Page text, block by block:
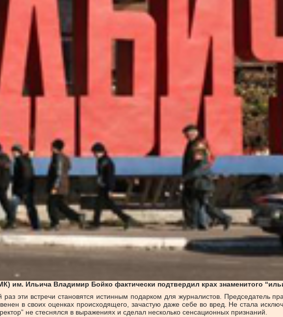
им. Ильича Владимир Бойко фактически подтвердил крах знаменитого
эти встречи становятся истинным подарком для журналистов. Председатель
в своих оценках происходящего, зачастую даже себе во вред. Не стала
не стеснялся в выражениях и сделал несколько сенсационных признаний.